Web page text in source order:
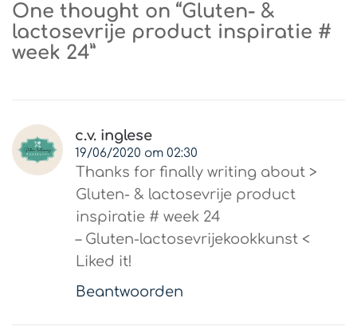
One thought on “Gluten- &
lactosevrije product inspiratie #
week 24”
c.v. inglese
19/06/2020 om 02:30
Thanks for finally writing about >
Gluten- & lactosevrije product
inspiratie # week 24
– Gluten-lactosevrijekookkunst <
Liked it!
Beantwoorden